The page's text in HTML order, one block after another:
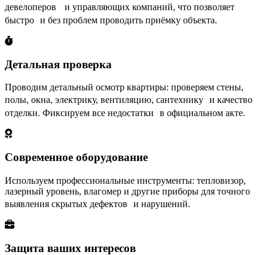
девелоперов и управляющих компаний, что позволяет
быстро и без проблем проводить приёмку объекта.
Детальная проверка
Проводим детальный осмотр квартиры: проверяем стены,
полы, окна, электрику, вентиляцию, сантехнику и качество
отделки. Фиксируем все недостатки в официальном акте.
Современное оборудование
Используем профессиональные инструменты: тепловизор,
лазерный уровень, влагомер и другие приборы для точного
выявления скрытых дефектов и нарушений.
Защита ваших интересов